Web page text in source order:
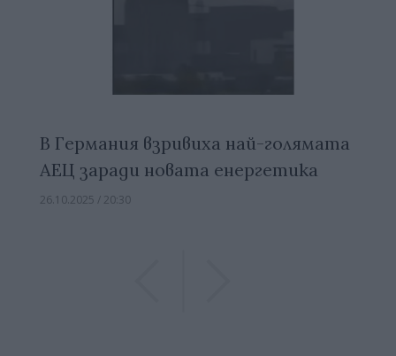
В Германия взривиха най-голямата
АЕЦ заради новата енергетика
26.10.2025 / 20:30